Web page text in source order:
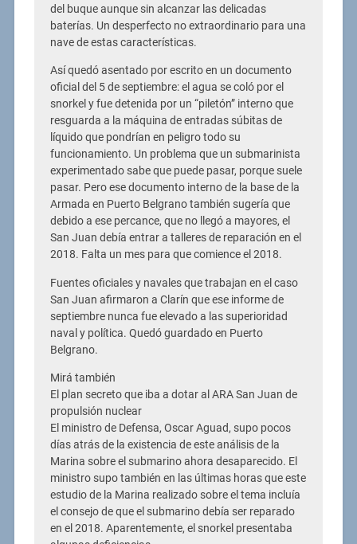
del buque aunque sin alcanzar las delicadas
baterías. Un desperfecto no extraordinario para una
nave de estas características.
Así quedó asentado por escrito en un documento
oficial del 5 de septiembre: el agua se coló por el
snorkel y fue detenida por un “piletón” interno que
resguarda a la máquina de entradas súbitas de
líquido que pondrían en peligro todo su
funcionamiento. Un problema que un submarinista
experimentado sabe que puede pasar, porque suele
pasar. Pero ese documento interno de la base de la
Armada en Puerto Belgrano también sugería que
debido a ese percance, que no llegó a mayores, el
San Juan debía entrar a talleres de reparación en el
2018. Falta un mes para que comience el 2018.
Fuentes oficiales y navales que trabajan en el caso
San Juan afirmaron a Clarín que ese informe de
septiembre nunca fue elevado a las superioridad
naval y política. Quedó guardado en Puerto
Belgrano.
Mirá también
El plan secreto que iba a dotar al ARA San Juan de
propulsión nuclear
El ministro de Defensa, Oscar Aguad, supo pocos
días atrás de la existencia de este análisis de la
Marina sobre el submarino ahora desaparecido. El
ministro supo también en las últimas horas que este
estudio de la Marina realizado sobre el tema incluía
el consejo de que el submarino debía ser reparado
en el 2018. Aparentemente, el snorkel presentaba